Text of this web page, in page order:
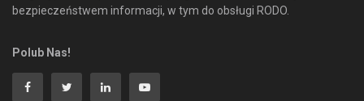
bezpieczeństwem informacji, w tym do obsługi RODO.
Polub Nas!